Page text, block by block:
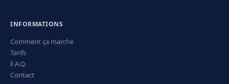
INFORMATIONS
Comment ça marche
Tarifs
F.A.Q.
Contact